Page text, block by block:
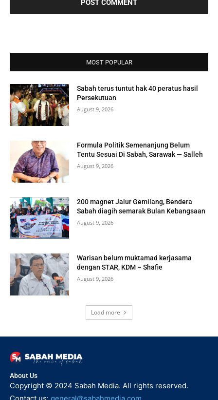
MOST POPULAR
Sabah terus tuntut hak 40 peratus hasil
Persekutuan
August 9, 2026
Formula Politik Semenanjung Belum
Tentu Sesuai Di Sabah, Sarawak — Salleh
August 9, 2026
200 magnet Jalur Gemilang, Bendera
Sabah diagih semarak Bulan Kebangsaan
August 9, 2026
Warisan belum muktamad kerjasama
dengan STAR, KDM – Shafie
August 9, 2026
Load more
About Us
Copyright © 2024 Sabah Media. All rights reserved.